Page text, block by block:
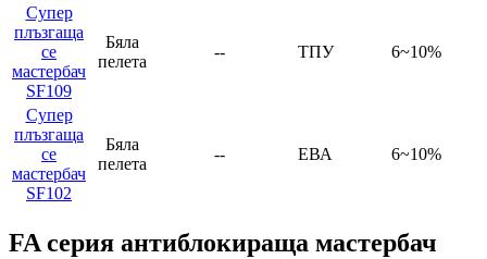
Супер
плъзгаща
се
мастербач
SF109
Бяла
пелета
-- ТПУ 6~10%
Супер
плъзгаща
се
мастербач
SF102
Бяла
пелета
-- ЕВА 6~10%
FA серия антиблокираща мастербач